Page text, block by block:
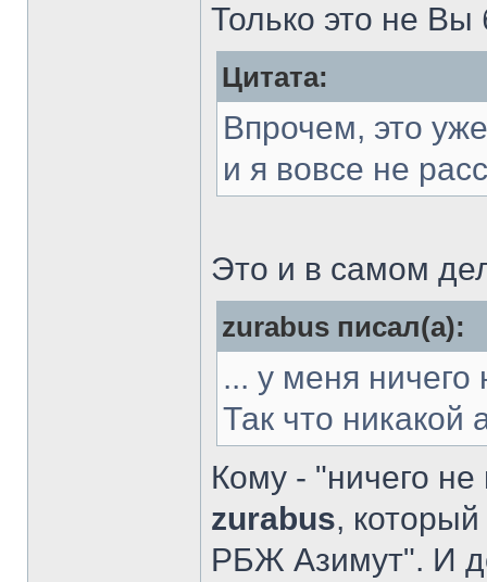
Только это не
Цитата:
Впрочем, это
и я вовсе не
Это и в самом
zurabus писал(а):
... у меня ничего
Так что
Кому - "ничего
zurabus,
РБЖ Азимут". И